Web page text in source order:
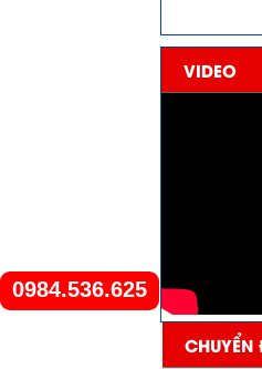
0984.536.625
VIDEO
CHUYỂN